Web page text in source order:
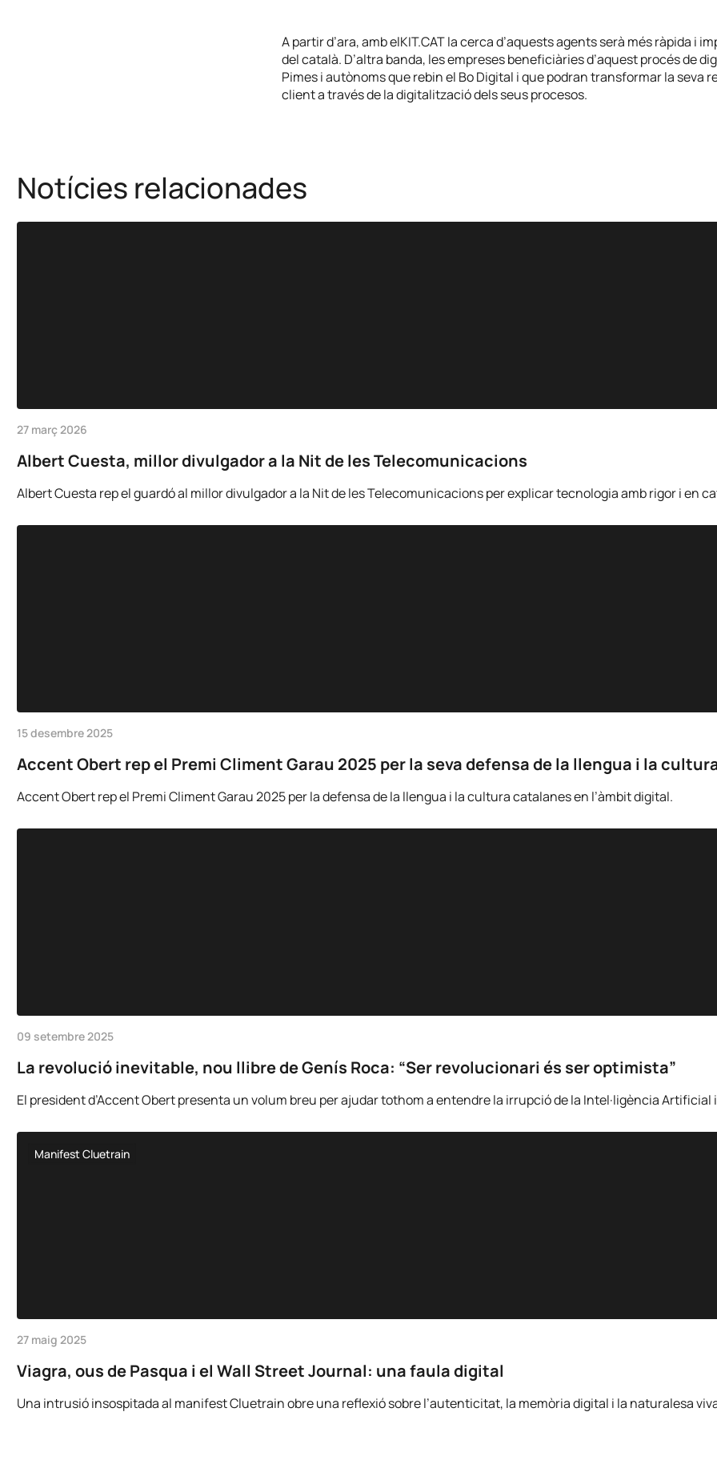
A partir d’ara, amb elKIT.CAT la cerca d’aquests agents serà més ràpida i
del català. D’altra banda, les empreses beneficiàries d’aquest procés de
Pimes i autònoms que rebin el Bo Digital i que podran transformar la seva
client a través de la digitalització dels seus procesos.
Notícies relacionades
27 març 2026
Albert Cuesta, millor divulgador a la Nit de les Telecomunicacions
Albert Cuesta rep el guardó al millor divulgador a la Nit de les Telecomunicacions per explicar tecnologia amb rigor i en
15 desembre 2025
Accent Obert rep el Premi Climent Garau 2025 per la seva defensa de la llengua i la
Accent Obert rep el Premi Climent Garau 2025 per la defensa de la llengua i la cultura catalanes en l’àmbit digital.
09 setembre 2025
La revolució inevitable, nou llibre de Genís Roca: “Ser revolucionari és ser optimista”
El president d’Accent Obert presenta un volum breu per ajudar tothom a entendre la irrupció de la Intel·ligència
Manifest Cluetrain
27 maig 2025
Viagra, ous de Pasqua i el Wall Street Journal: una faula digital
Una intrusió insospitada al manifest Cluetrain obre una reflexió sobre l’autenticitat, la memòria digital i la naturalesa